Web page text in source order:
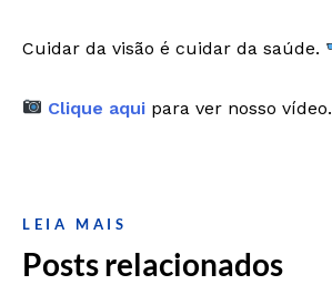
Cuidar da visão é cuidar da saúde.
Clique aqui para ver nosso vídeo.
LEIA MAIS
Posts relacionados